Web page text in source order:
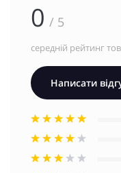
0 / 5
середній рейтинг
Написати